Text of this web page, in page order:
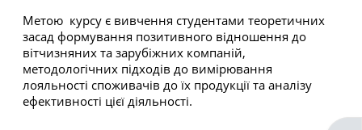
Метою курсу є вивчення студентами теоретичних
засад формування позитивного відношення до
вітчизняних та зарубіжних компаній,
методологічних підходів до вимірювання
лояльності споживачів до їх продукції та аналізу
ефективності цієї діяльності.